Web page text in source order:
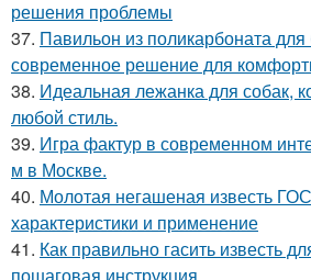
решения проблемы
37. Павильон из поликарбоната для
современное решение для
38. Идеальная лежанка для собак,
любой стиль.
39. Игра фактур в современном
м в Москве.
40. Молотая негашеная известь
характеристики и применение
41. Как правильно гасить известь